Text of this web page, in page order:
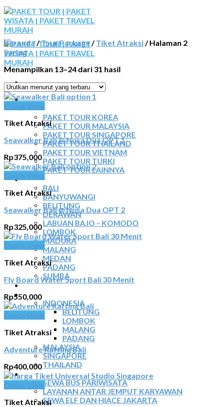
Skip
to
content
BERANDA
PAKET TOUR
PAKET TOUR KOREA
PAKET TOUR MALAYSIA
PAKET TOUR SINGAPORE
PAKET TOUR THAILAND
PAKET TOUR VIETNAM
PAKET TOUR TURKI
PAKET TOUR LAINNYA
TOUR DOMESTIK
BALI
BANYUWANGI
BELITUNG
DERAWAN
LABUAN BAJO – KOMODO
LOMBOK
MADURA
MALANG
MEDAN
PADANG
SUMBA
TOUR TIGA NEGARA
SEWA MOBIL
INDONESIA
BELITUNG
LOMBOK
MALANG
PADANG
MALAYSIA
SINGAPORE
THAILAND
SEWA BUS
SEWA BUS PARIWISATA
LAYANAN ANTAR JEMPUT KARYAWAN
SEWA ELF DAN HIACE JAKARTA
Beranda/Tour Package/ Tiket Atraksi/Halaman 2
Saring
Menampilkan 13–24 dari 31 hasil
Tiket Atraksi
Seawalker Bali @ Nusa Dua OPT 1
Rp375,000
Tiket Atraksi
Seawalker Bali @ Nusa Dua OPT 2
Rp325,000
Tiket Atraksi
Fly Board Water Sport Bali 30 Menit
Rp550,000
Tiket Atraksi
Adventure Rafting Bali
Rp400,000
Tiket Atraksi